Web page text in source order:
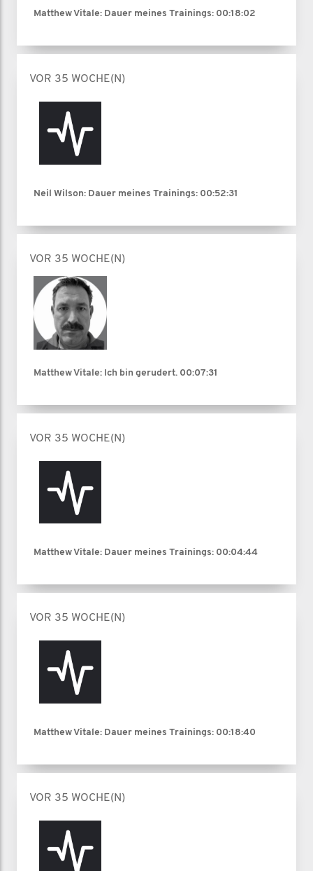
Matthew Vitale: Dauer meines Trainings: 00:18:02
VOR 35 WOCHE(N)
Neil Wilson: Dauer meines Trainings: 00:52:31
VOR 35 WOCHE(N)
Matthew Vitale: Ich bin gerudert. 00:07:31
VOR 35 WOCHE(N)
Matthew Vitale: Dauer meines Trainings: 00:04:44
VOR 35 WOCHE(N)
Matthew Vitale: Dauer meines Trainings: 00:18:40
VOR 35 WOCHE(N)